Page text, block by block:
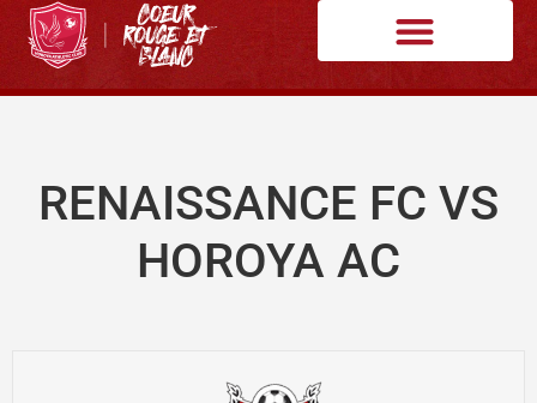
RENAISSANCE FC VS
HOROYA AC